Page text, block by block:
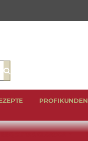
Suche
PROFIKUNDEN